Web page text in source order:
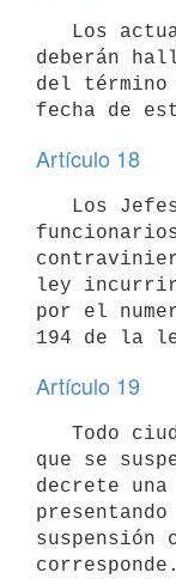
deberán
del
fecha de
Artículo 18
ley
por el
194 de la
Artículo 19
que se
decrete